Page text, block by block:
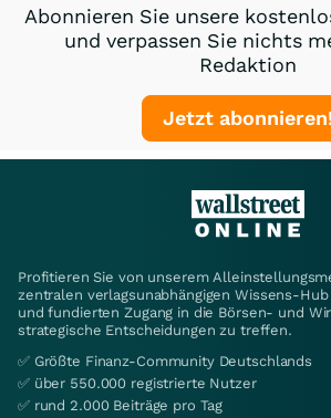
Abonnieren Sie unsere
und verpassen Sie nichts
Redaktion
Jetzt abonnieren!
Profitieren Sie von unserem
zentralen verlagsunabhängigen Wissens-
und fundierten Zugang in die Börsen- und
strategische Entscheidungen zu treffen.
✅ Größte Finanz-Community Deutschlands
✅ über 550.000 registrierte Nutzer
✅ rund 2.000 Beiträge pro Tag